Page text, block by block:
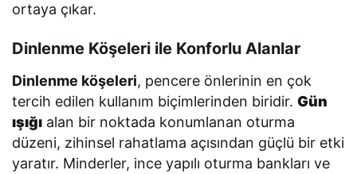
ortaya çıkar.
Dinlenme Köşeleri ile Konforlu Alanlar
Dinlenme köşeleri, pencere önlerinin en çok
tercih edilen kullanım biçimlerinden biridir.Gün
ışığı alan bir noktada konumlanan oturma
düzeni, zihinsel rahatlama açısından güçlü bir etki
yaratır. Minderler, ince yapılı oturma bankları ve